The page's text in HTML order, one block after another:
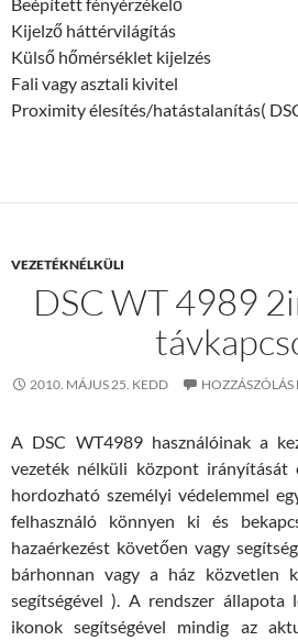
Kijelző háttérvilágítás
Külső hőmérséklet kijelzés
Fali vagy asztali kivitel
Proximity élesítés/hatástalanítás(
VEZETÉKNÉLKÜLI
DSC WT 4989
2010. MÁJUS 25. KEDD HOZZÁSZÓLÁS
A DSC WT4989 használóinak a
vezeték nélküli központ irányítását
hordozható személyi védelemmel
felhasználó könnyen ki és
hazaérkezést követően vagy
bárhonnan vagy a ház közvetlen
segítségével ). A rendszer állapota
ikonok segítségével mindig az